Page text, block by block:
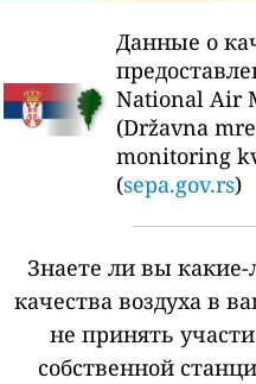
Данные о
National Air
(Državna
monitoring
(sepa.gov.rs)
Знаете ли вы
качества воздуха в
не принять
собственной